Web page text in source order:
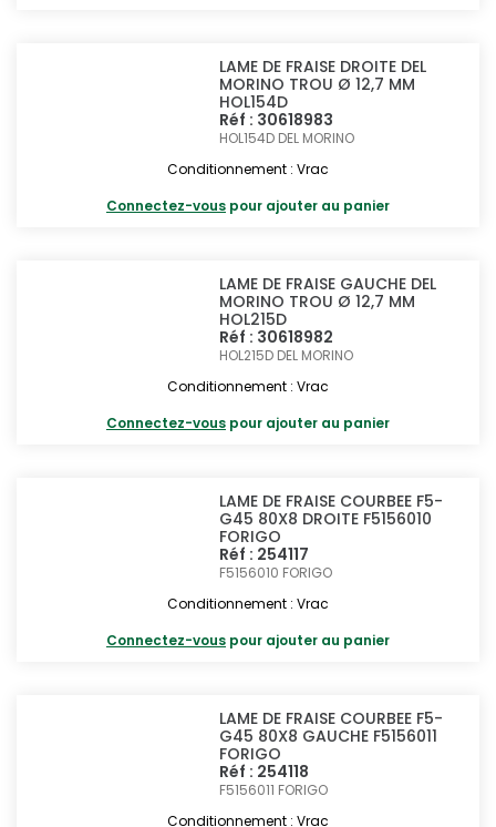
LAME DE FRAISE DROITE DEL
MORINO TROU Ø 12,7 MM
HOL154D
Réf : 30618983
HOL154D DEL MORINO
Conditionnement : Vrac
Connectez-vous pour ajouter au panier
LAME DE FRAISE GAUCHE DEL
MORINO TROU Ø 12,7 MM
HOL215D
Réf : 30618982
HOL215D DEL MORINO
Conditionnement : Vrac
Connectez-vous pour ajouter au panier
LAME DE FRAISE COURBEE F5-
G45 80X8 DROITE F5156010
FORIGO
Réf : 254117
F5156010 FORIGO
Conditionnement : Vrac
Connectez-vous pour ajouter au panier
LAME DE FRAISE COURBEE F5-
G45 80X8 GAUCHE F5156011
FORIGO
Réf : 254118
F5156011 FORIGO
Conditionnement : Vrac